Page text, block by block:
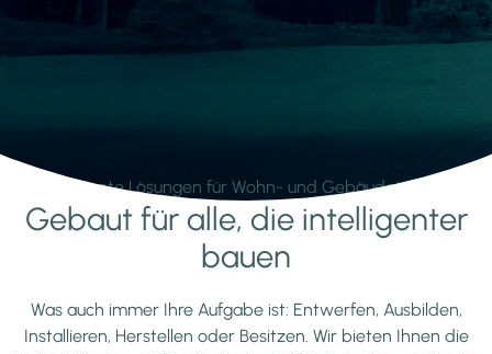
Intelligente Lösungen für Wohn- und Gebäudetechnik.
Mehr erfahren
Gebaut für alle, die intelligenter
bauen
Was auch immer Ihre Aufgabe ist: Entwerfen, Ausbilden,
Installieren, Herstellen oder Besitzen. Wir bieten Ihnen die